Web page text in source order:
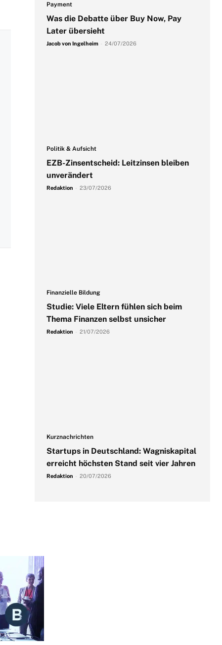
Payment
Was die Debatte über Buy Now, Pay
Later übersieht
Jacob von Ingelheim 24/07/2026
Politik & Aufsicht
EZB-Zinsentscheid: Leitzinsen bleiben
unverändert
Redaktion 23/07/2026
Finanzielle Bildung
Studie: Viele Eltern fühlen sich beim
Thema Finanzen selbst unsicher
Redaktion 21/07/2026
Kurznachrichten
Startups in Deutschland: Wagniskapital
erreicht höchsten Stand seit vier Jahren
Redaktion 20/07/2026